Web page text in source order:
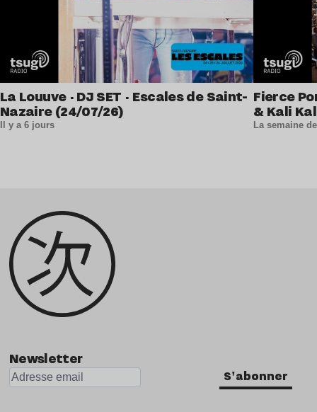
La Louuve · DJ SET · Escales de Saint-
Nazaire (24/07/26)
Il y a 6 jours
Fierce
& Kali
La semaine
Newsletter
S'abonner